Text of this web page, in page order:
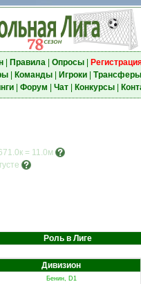
| Правила| Опросы|
| Команды| Игроки| Трансферы
| Форум Чат| Конкурсы|
= 11.0м
Роль в Лиге
Дивизион
Бенин, D1